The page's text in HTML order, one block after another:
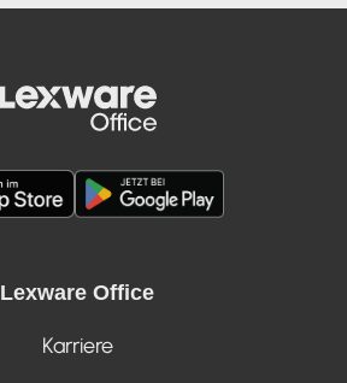
Lexware Office
Karriere